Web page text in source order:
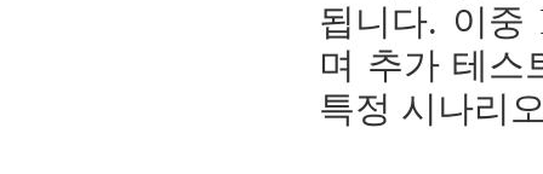
됩니다. 이중
며 추가 테스
특정 시나리